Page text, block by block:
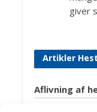
giver
Artikler
Aflivning af